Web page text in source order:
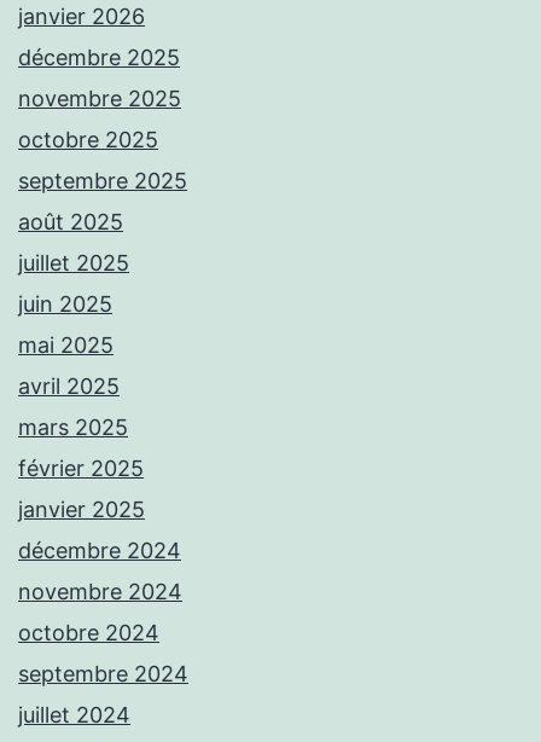
janvier 2026
décembre 2025
novembre 2025
octobre 2025
septembre 2025
août 2025
juillet 2025
juin 2025
mai 2025
avril 2025
mars 2025
février 2025
janvier 2025
décembre 2024
novembre 2024
octobre 2024
septembre 2024
juillet 2024